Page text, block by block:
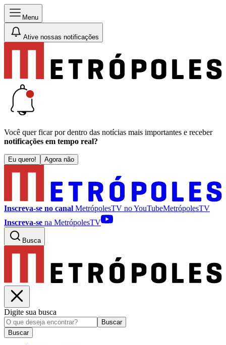
Menu
Ative nossas notificações
Você quer ficar por dentro das notícias mais importantes e receber
notificações em tempo real?
Eu quero! Agora não
Inscreva-se no canal MetrópolesTV noYouTubeMetrópolesTV
Inscreva-se na MetrópolesTV
Busca
Digite sua busca
Buscar
Buscar